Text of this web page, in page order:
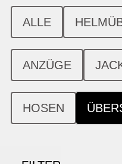
ALLE
ANZÜGE
HOSEN